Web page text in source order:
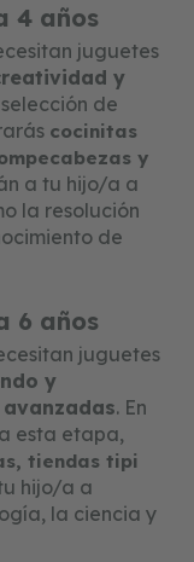
el llanto,
y
En
a
y a imitar
adultos
que
la palabra
de las
partir de
4 años
juguetes
y
de
cocinitas
y
a tu hijo/a a
la resolución
de
6 años
juguetes
y
. En
esta etapa,
tiendas tipi
hijo/a a
la ciencia y